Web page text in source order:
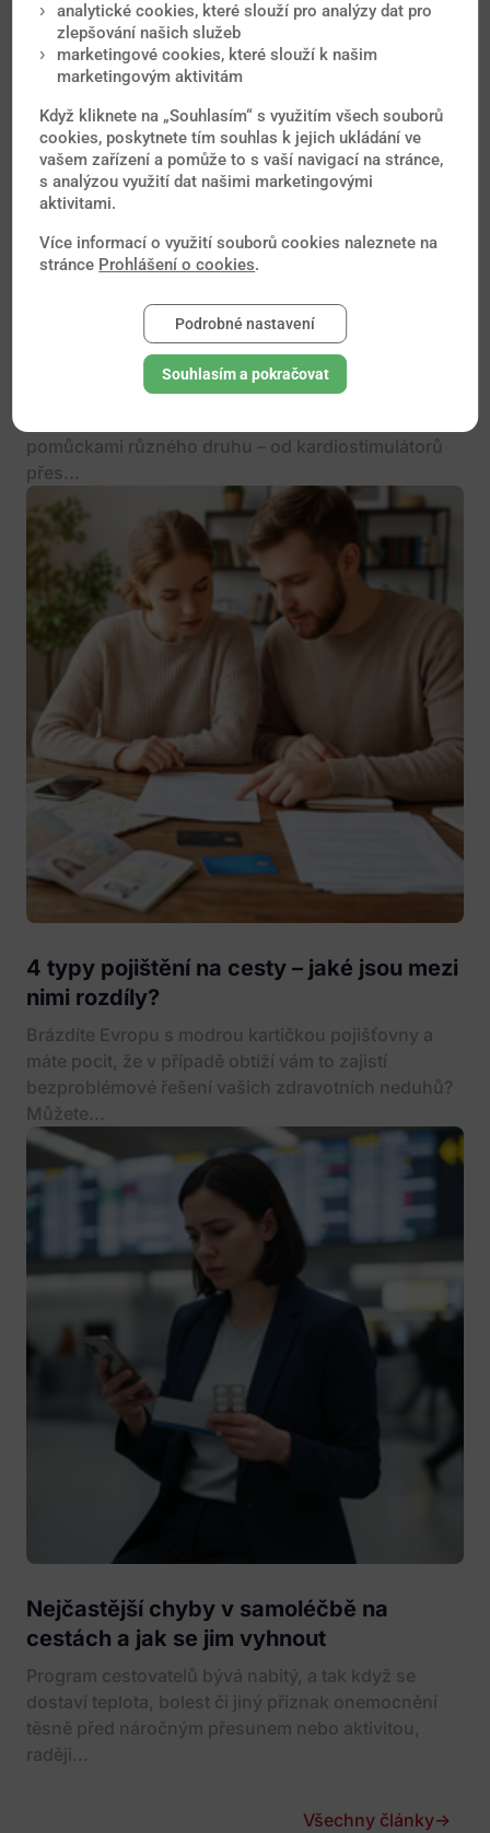
Se zdravotními pomůckami nebo
implantáty můžete cestovat bez starostí
S technologickým pokrokem v medicíně roste i
pomůckami různého druhu – od kardiostimulátorů
přes...
4 typy pojištění na cesty – jaké jsou mezi
nimi rozdíly?
Brázdíte Evropu s modrou kartičkou pojišťovny a
máte pocit, že v případě obtíží vám to zajistí
bezproblémové řešení vašich zdravotních neduhů?
Můžete...
Nejčastější chyby v samoléčbě na
cestách a jak se jim vyhnout
Program cestovatelů bývá nabitý, a tak když se
dostaví teplota, bolest či jiný příznak onemocnění
těsně před náročným přesunem nebo aktivitou,
raději...
Všechny články→
analytické cookies, které slouží pro analýzy dat pro
zlepšování našich služeb
marketingové cookies, které slouží k našim
marketingovým aktivitám
Když kliknete na „Souhlasím“ s využitím všech souborů
cookies, poskytnete tím souhlas k jejich ukládání ve
vašem zařízení a pomůže to s vaší navigací na stránce,
s analýzou využití dat našimi marketingovými
aktivitami.
Více informací o využití souborů cookies naleznete na
stránce Prohlášení o cookies.
Podrobné nastavení
Souhlasím a pokračovat